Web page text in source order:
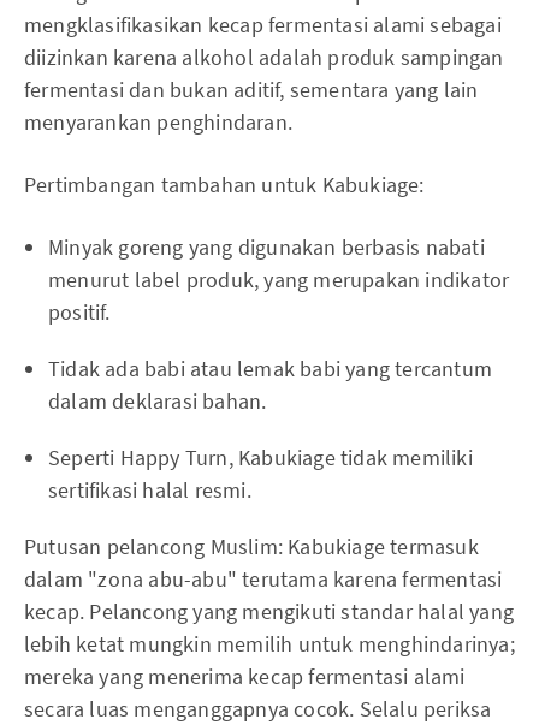
mengklasifikasikan kecap fermentasi alami sebagai
diizinkan karena alkohol adalah produk sampingan
fermentasi dan bukan aditif, sementara yang lain
menyarankan penghindaran.
Pertimbangan tambahan untuk Kabukiage:
Minyak goreng yang digunakan berbasis nabati
menurut label produk, yang merupakan indikator
positif.
Tidak ada babi atau lemak babi yang tercantum
dalam deklarasi bahan.
Seperti Happy Turn, Kabukiage tidak memiliki
sertifikasi halal resmi.
Putusan pelancong Muslim: Kabukiage termasuk
dalam "zona abu-abu" terutama karena fermentasi
kecap. Pelancong yang mengikuti standar halal yang
lebih ketat mungkin memilih untuk menghindarinya;
mereka yang menerima kecap fermentasi alami
secara luas menganggapnya cocok. Selalu periksa